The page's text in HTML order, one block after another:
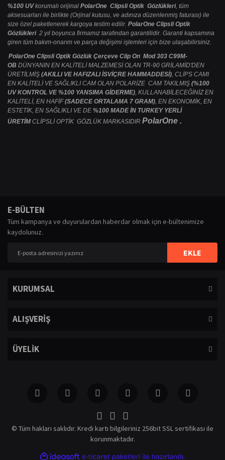
%100 UVkorumalı orijinal PolarOne Clipsli Optik Gözlükleri, tüm
aksesuarları ile birlikte (Orjinal kutusu, ve adınıza düzenlenmiş faturası) ile
size özel paketlenerek kargoya teslim edilir. PolarOne Clipsli Optik
Gözlükleri 2 yıl boyunca firmamız tarafından garantilidir. Garanti kapsamına
giren tüm bakım-onarım ve parça değişimi işlemleri için bize ulaşabilirsiniz.
PolarOne Clipsli Optik Gözlük Çerçeve Clip On Mod 303 C99M-
OB DÜNYANIN EN KALİTELİ MALZEMESİ OLAN TR-90 GRİLAMİD'DEN
ÜRETİLMİŞ (AKILLI VE HAFIZALI İSVİÇRE HAMMADDESİ), CLİPS CAMI
EN KALİTELİ VE SAĞLIKLI CAM OLAN POLARİZE CAM TAKILMIŞ (%100
UV KONTROL VE %100 YANSIMA GİDERME), KULLANABİLECEĞİNİZ EN
KALİTELİ, EN HAFİF(SADECE ORTALAMA 7 GRAM), EN EKONOMİK, EN
ESTETİK, EN SAĞLIKLI VE DE %100 MADE İN TURKEY YERLİ
ÜRETİM CLİPSLİ OPTİK GÖZLÜK MARKASIDIR PolarOne .
iletebilirsiniz.
Görüş ve önerileriniz için teşekkür ederiz.
Ürün fiyatı diğer sitelerden daha pahalı.
E-BÜLTEN
Tüm kampanya ve duyurulardan haberdar olmak için e-bültenimize
kaydolunuz.
EKLE
KURUMSAL
ALIŞVERİŞ
ÜYELİK
© Tüm hakları saklıdır. Kredi kartı bilgileriniz 256bit SSL sertifikası ile
korunmaktadır.
ideasoft e-